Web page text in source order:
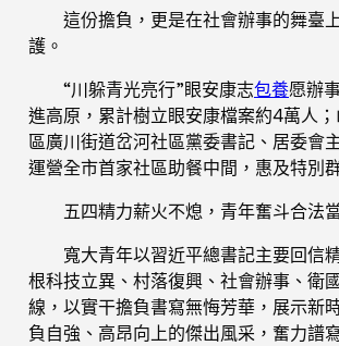
這份擔負，更是在社會辦事的舞臺
護。
“川躲青光亮行”眼安康志包養愿辦
進高原，累計樹立眼安康檔案約4萬人
區廣川街道岔河社區黨委書記、居委會
運營全市首家社區助餐中間，惠及特別
五四精力薪火不熄，青年奮斗合法
寬大青年以習近平總書記主要回信
根科技立異、村落復興、社會辦事、衛
線，以實干擔負書寫無悔芳華，展示新
負自強、高昂向上的傑出風采，奮力譜